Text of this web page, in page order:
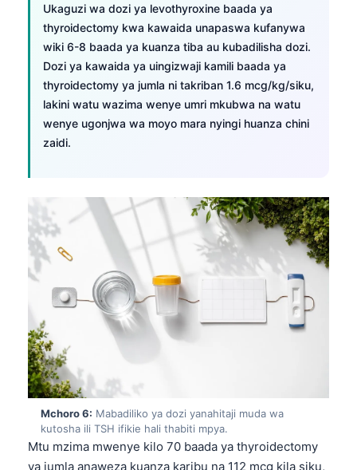
Ukaguzi wa dozi ya levothyroxine baada ya
thyroidectomy kwa kawaida unapaswa kufanywa
wiki 6-8 baada ya kuanza tiba au kubadilisha dozi.
Dozi ya kawaida ya uingizwaji kamili baada ya
thyroidectomy ya jumla ni takriban 1.6 mcg/kg/siku,
lakini watu wazima wenye umri mkubwa na watu
wenye ugonjwa wa moyo mara nyingi huanza chini
zaidi.
Mchoro 6: Mabadiliko ya dozi yanahitaji muda wa
kutosha ili TSH ifikie hali thabiti mpya.
Mtu mzima mwenye kilo 70 baada ya thyroidectomy
ya jumla anaweza kuanza karibu na 112 mcg kila siku,
தமிழ்
ગુજરાતી
ಕನ್ನಡ
മലയാളം
Bahasa Melayu
Tiếng Việt
Tagalog
ไทย
O‘zbekcha
Català
Қазақ тілі
Suomi
Hrvatski